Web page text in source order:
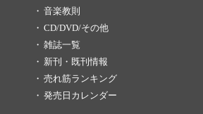
音楽教則
CD/DVD/その他
雑誌一覧
新刊・既刊情報
売れ筋ランキング
発売日カレンダー